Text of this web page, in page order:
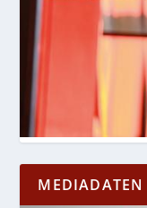
MEDIADATEN